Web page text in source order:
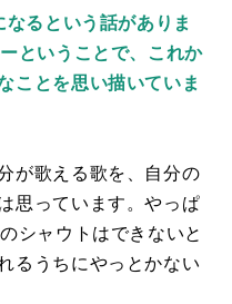
るという話がありま
ということで、これか
ことを思い描いていま
が歌える歌を、自分の
思っています。やっぱ
シャウトはできないと
るうちにやっとかない